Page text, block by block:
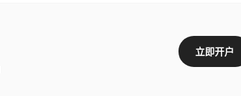
立即开户